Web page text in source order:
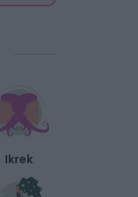
Ikrek